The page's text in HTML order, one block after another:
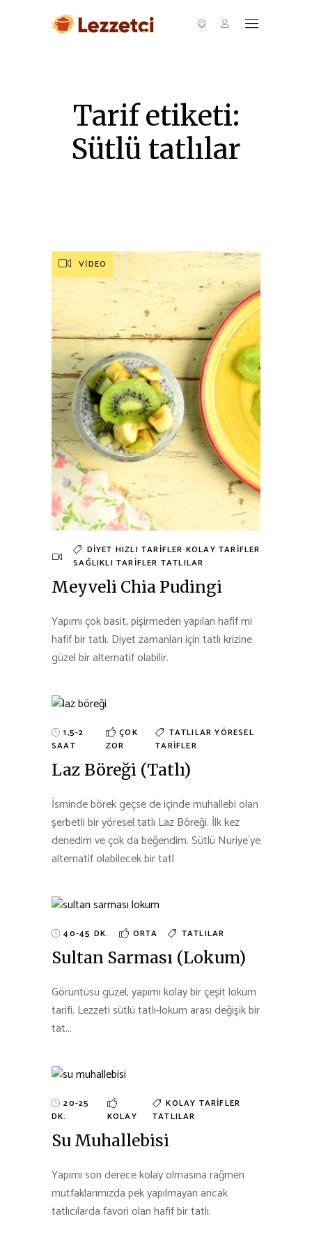
Tarif etiketi:
Sütlü tatlılar
VIDEO
DIYET HIZLI TARIFLER KOLAY TARIFLER
SAĞLIKLI TARIFLER TATLILAR
Meyveli Chia Pudingi
Yapımı çok basit, pişirmeden yapılan hafif mi
hafif bir tatlı. Diyet zamanları için tatlı krizine
güzel bir alternatif olabilir.
1,5-2
SAAT
ÇOK
ZOR
TATLILARYÖRESEL
TARIFLER
Laz Böreği (Tatlı)
İsminde börek geçse de içinde muhallebi olan
şerbetli bir yöresel tatlı Laz Böreği. İlk kez
denedim ve çok da beğendim. Sütlü Nuriye`ye
alternatif olabilecek bir tatl
40-45 DK. ORTA TATLILAR
Sultan Sarması (Lokum)
Görüntüsü güzel, yapımı kolay bir çeşit lokum
tarifi. Lezzeti sütlü tatlı-lokum arası değişik bir
tat...
20-25
DK.
KOLAY
KOLAY TARIFLER
TATLILAR
Su Muhallebisi
Yapımı son derece kolay olmasına rağmen
mutfaklarımızda pek yapılmayan ancak
tatlıcılarda favori olan hafif bir tatlı.